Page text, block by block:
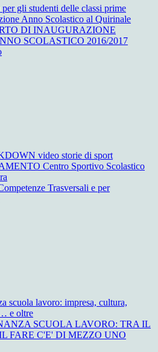
gli studenti delle classi prime
Anno Scolastico al Quirinale
DI INAUGURAZIONE
SCOLASTICO 2016/2017
video storie di sport
Centro Sportivo Scolastico
Trasversali e per
scuola lavoro: impresa, cultura,
e oltre
SCUOLA LAVORO: TRA IL
FARE C'E' DI MEZZO UNO